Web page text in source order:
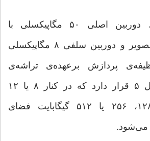
در بخش دوربین، دوربین اصلی ۵۰ مگاپیکسلی با
لرزش‌گیر اپتیکال تصویر و دوربین سلفی ۸ مگاپیکسلی
پردازش برعهده‌ی تراشه‌ی
اسنپدراگون ۶ نسل ۵ قرار دارد که در کنار ۸ یا ۱۲
گیگابایت رم و ۱۲۸، ۲۵۶ یا ۵۱۲ گیگابایت فضای
می‌شود.